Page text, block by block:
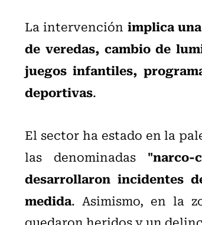
La intervención implica
de veredas, cambio de
juegos infantiles,
deportivas.
El sector ha estado en la
las denominadas
desarrollaron incidentes
medida. Asimismo, en la